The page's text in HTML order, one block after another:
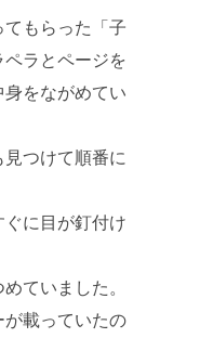
もらった「子
ラとページを
をながめてい
見つけて順番に
に目が釘付け
ていました。
が載っていたの